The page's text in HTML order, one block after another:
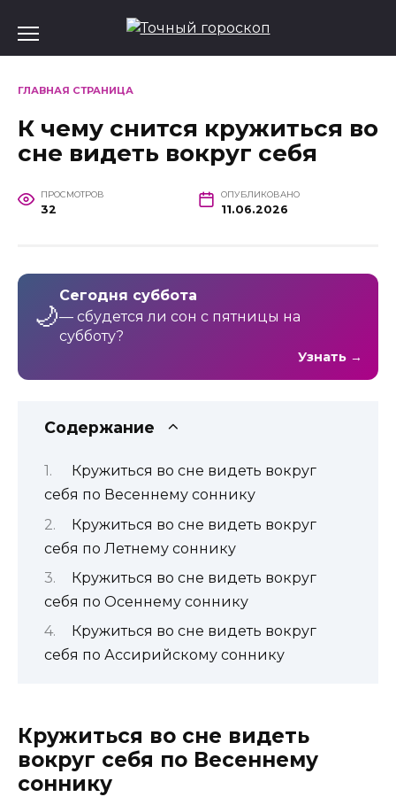
содержанию
ГЛАВНАЯ СТРАНИЦА
К чему снится кружиться во
сне видеть вокруг себя
ПРОСМОТРОВ
32
ОПУБЛИКОВАНО
11.06.2026
🌙
Сегодня суббота
— сбудется ли сон с пятницы на
субботу?
Узнать →
Содержание
Кружиться во сне видеть вокруг
себя по Весеннему соннику
Кружиться во сне видеть вокруг
себя по Летнему соннику
Кружиться во сне видеть вокруг
себя по Осеннему соннику
Кружиться во сне видеть вокруг
себя по Ассирийскому соннику
Кружиться во сне видеть
вокруг себя по Весеннему
соннику